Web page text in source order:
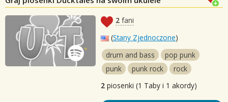
2 fani
(Stany Zjednoczone)
drum and bass
pop punk
punk
punk rock
rock
2 piosenki (1 Taby i 1 akordy)